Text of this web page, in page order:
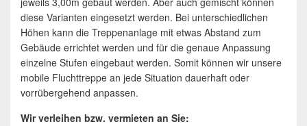
diese Varianten eingesetzt werden. Bei unterschiedlichen
Höhen kann die Treppenanlage mit etwas Abstand zum
Gebäude errichtet werden und für die genaue Anpassung
einzelne Stufen eingebaut werden. Somit können wir unsere
mobile Fluchttreppe an jede Situation dauerhaft oder
vorrübergehend anpassen.
Wir verleihen bzw. vermieten an Sie: